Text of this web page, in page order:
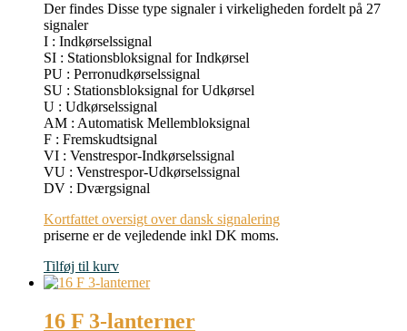
Der findes Disse type signaler i virkeligheden fordelt på 27
signaler
I : Indkørselssignal
SI : Stationsbloksignal for Indkørsel
PU : Perronudkørselssignal
SU : Stationsbloksignal for Udkørsel
U : Udkørselssignal
AM : Automatisk Mellembloksignal
F : Fremskudtsignal
VI : Venstrespor-Indkørselssignal
VU : Venstrespor-Udkørselssignal
DV : Dværgsignal
Kortfattet oversigt over dansk signalering
priserne er de vejledende inkl DK moms.
Tilføj til kurv
16 F 3-lanterner